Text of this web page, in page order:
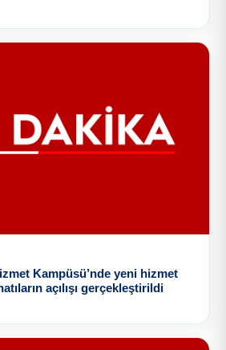
Kampüsü’nde yeni hizmet
açılışı gerçekleştirildi